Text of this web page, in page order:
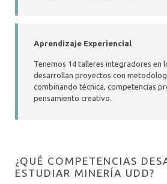
Aprendizaje Experiencial
Tenemos 14 talleres integradores en
desarrollan proyectos con
combinando técnica, competencias
pensamiento creativo.
¿QUÉ COMPETENCIAS
ESTUDIAR MINERÍA UDD?